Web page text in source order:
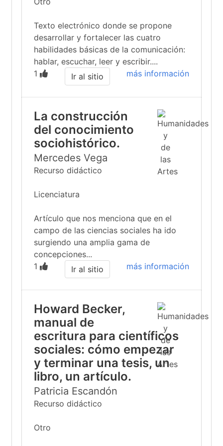
Texto electrónico donde se propone
desarrollar y fortalecer las cuatro
habilidades básicas de la comunicación:
hablar, escuchar, leer y escribir....
1
más información
Ir al sitio
La construcción
del conocimiento
sociohistórico.
Mercedes Vega
Recurso didáctico
Licenciatura
Artículo que nos menciona que en el
campo de las ciencias sociales ha ido
surgiendo una amplia gama de
concepciones...
1
más información
Ir al sitio
Howard Becker,
manual de
escritura para científicos
sociales: cómo empezar
y terminar una tesis, un
libro, un artículo.
Patricia Escandón
Recurso didáctico
Otro